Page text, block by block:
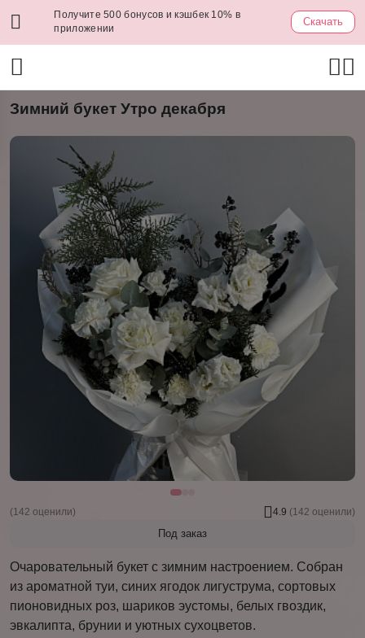
Получите 500 бонусов и кэшбек 10% в
приложении
Скачать
Зимний букет Утро декабря
(142 оценили) 4.9 (142 оценили)
Под заказ
Очаровательный букет с зимним настроением. Собран
из ароматной туи, синих ягодок лигуструма, сортовых
пионовидных роз, шариков эустомы, белых гвоздик,
эвкалипта, брунии и уютных сухоцветов.